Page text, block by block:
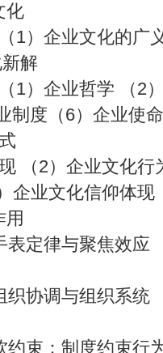
化
1）企业文化的广
解
1）企业哲学 （2
制度（6）企业使命
（2）企业文化
企业文化信仰体现
表定律与聚焦效应
织协调与组织系统
约束：制度约束行